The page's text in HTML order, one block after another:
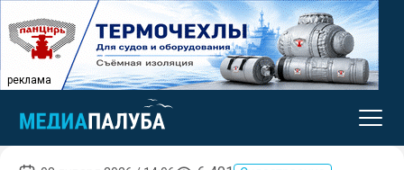
реклама